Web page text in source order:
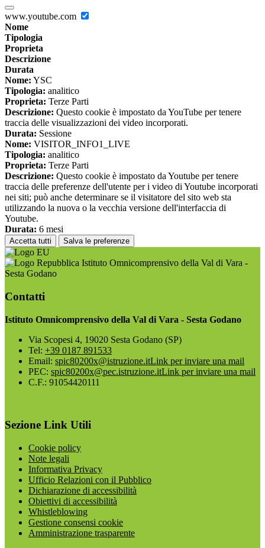
www.youtube.com
Nome
Tipologia
Proprieta
Descrizione
Durata
Nome: YSC
Tipologia: analitico
Proprieta: Terze Parti
Descrizione: Questo cookie è impostato da YouTube per tenere
traccia delle visualizzazioni dei video incorporati.
Durata: Sessione
Nome: VISITOR_INFO1_LIVE
Tipologia: analitico
Proprieta: Terze Parti
Descrizione: Questo cookie è impostato da Youtube per tenere
traccia delle preferenze dell'utente per i video di Youtube incorporati
nei siti; può anche determinare se il visitatore del sito web sta
utilizzando la nuova o la vecchia versione dell'interfaccia di
Youtube.
Durata: 6 mesi
Accetta tutti Salva le preferenze
Istituto Omnicomprensivo della Val di Vara -
Sesta Godano
Contatti
Istituto Omnicomprensivo della Val di Vara - Sesta Godano
Via Scopesi 4, 19020 Sesta Godano (SP)
Tel: +39 0187 891533
Email: spic80200x@istruzione.itLink per inviare una mail
PEC: spic80200x@pec.istruzione.itLink per inviare una mail
C.F.: 91054420111
Sezione Link Utili
Cookie policy
Note legali
Informativa Privacy
Ufficio Relazioni con il Pubblico
Dichiarazione di accessibilità
Obiettivi di accessibilità
Whistleblowing
Gestione consensi cookie
Amministrazione trasparente